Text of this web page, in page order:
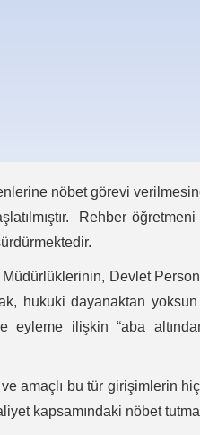
nöbet görevi
Rehber
Devlet
hukuki dayanaktan
eyleme ilişkin “aba
amaçlı bu tür girişimlerin
kapsamındaki nöbet